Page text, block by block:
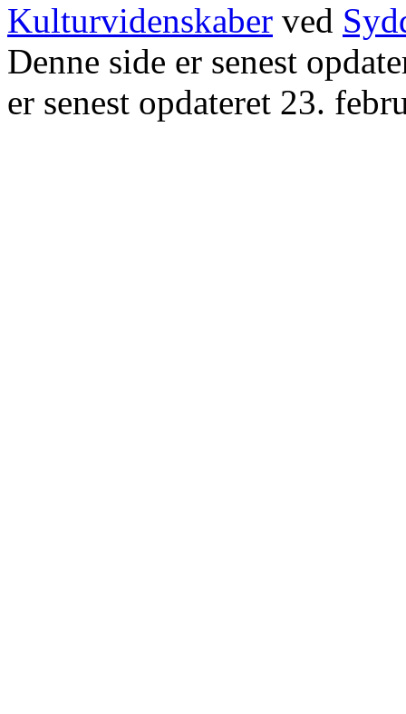
Kulturvidenskaber ved
Denne side er senest
er senest opdateret 23.